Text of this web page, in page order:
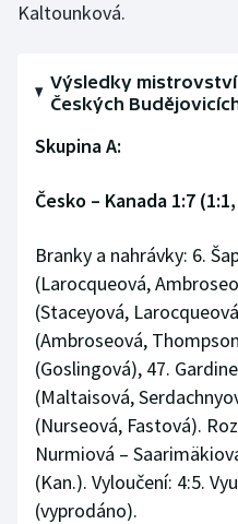
Kaltounková.
Výsledky
Českých
Skupina A:
Česko – Kanada 1:7
Branky a nahrávky: 6.
(Larocqueová,
(Staceyová,
(Ambroseová,
(Goslingová), 47.
(Maltaisová,
(Nurseová, Fastová).
Nurmiová –
(Kan.). Vyloučení: 4:5.
(vyprodáno).